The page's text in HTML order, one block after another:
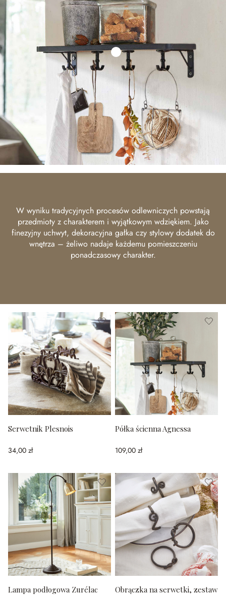
W wyniku tradycyjnych procesów odlewniczych powstają
przedmioty z charakterem i wyjątkowym wdziękiem. Jako
finezyjny uchwyt, dekoracyjna gałka czy stylowy dodatek do
wnętrza – żeliwo nadaje każdemu pomieszczeniu
ponadczasowy charakter.
Serwetnik Plesnois
34,00 zł
Półka ścienna Agnessa
109,00 zł
Lampa podłogowa Zurélac
Obrączka na serwetki, zestaw